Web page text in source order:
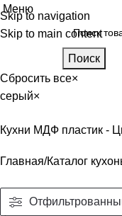
Skip to navigation
Skip to main content
Меню
Поиск
Сбросить все×
серый×
Кухни МДФ пластик -
Главная Каталог